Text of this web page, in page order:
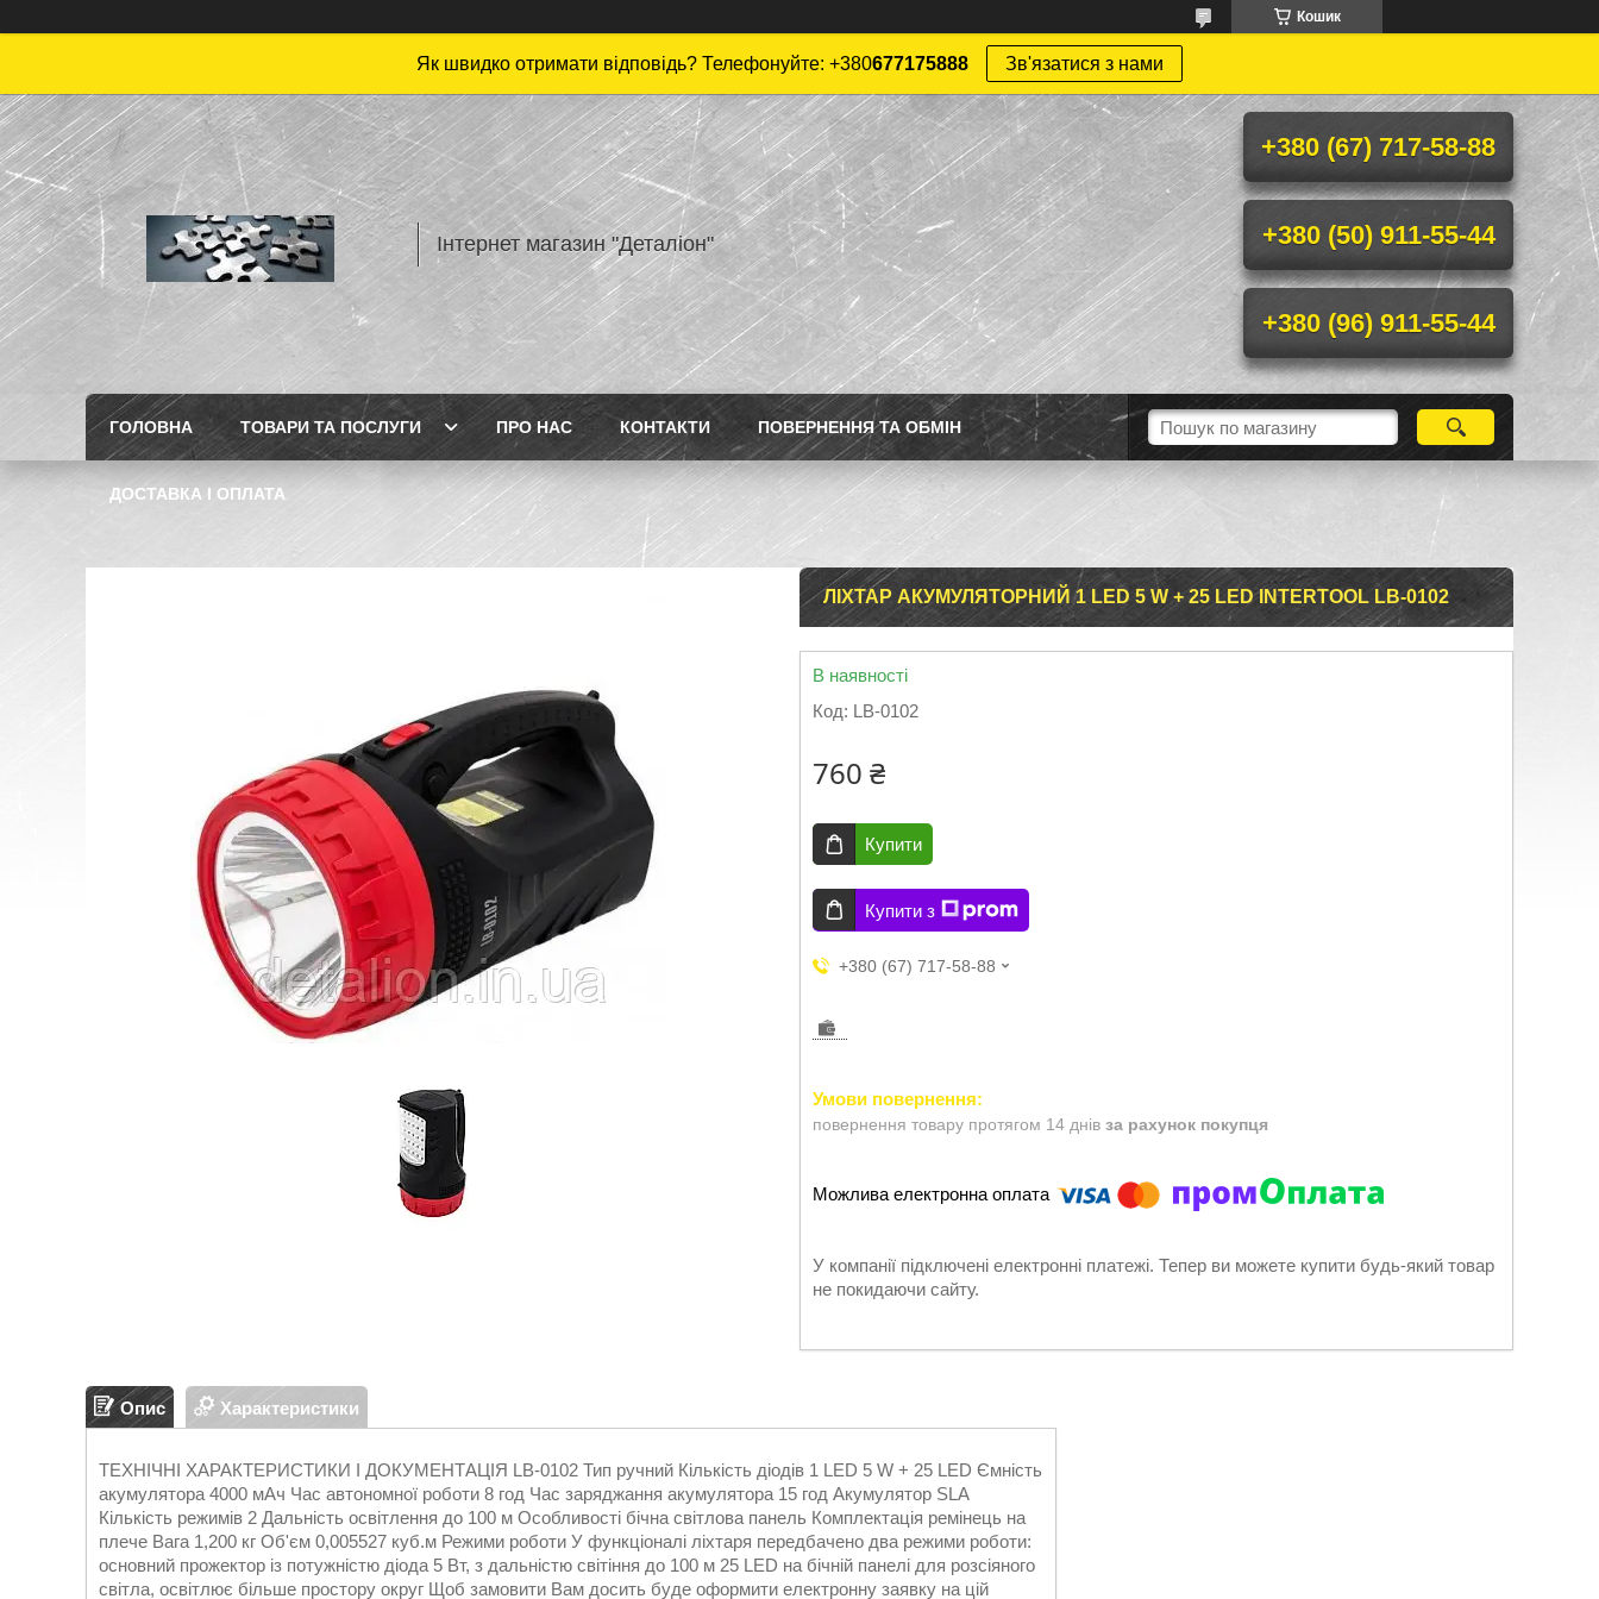
Кошик
Як швидко отримати відповідь? Телефонуйте: +380677175888 Зв'язатися з нами
Інтернет магазин "Деталіон"
+380 (67) 717-58-88
+380 (50) 911-55-44
+380 (96) 911-55-44
ГОЛОВНА ТОВАРИ ТА ПОСЛУГИ ПРО НАС КОНТАКТИ ПОВЕРНЕННЯ ТА ОБМІН
ДОСТАВКА І ОПЛАТА
ЛІХТАР АКУМУЛЯТОРНИЙ 1 LED 5 W + 25 LED INTERTOOL LB-0102
В наявності
Код: LB-0102
760 ₴
Купити
Купити з
+380 (67) 717-58-88
повернення товару протягом 14 днів за рахунок покупця
У компанії підключені електронні платежі. Тепер ви можете купити будь-який товар
не покидаючи сайту.
Опис Характеристики
ТЕХНІЧНІ ХАРАКТЕРИСТИКИ І ДОКУМЕНТАЦІЯ LB-0102 Тип ручний Кількість діодів 1 LED 5 W + 25 LED Ємність
акумулятора 4000 мАч Час автономної роботи 8 год Час заряджання акумулятора 15 год Акумулятор SLA
Кількість режимів 2 Дальність освітлення до 100 м Особливості бічна світлова панель Комплектація ремінець на
плече Вага 1,200 кг Об'єм 0,005527 куб.м Режими роботи У функціоналі ліхтаря передбачено два режими роботи:
основний прожектор із потужністю діода 5 Вт, з дальністю світіння до 100 м 25 LED на бічній панелі для розсіяного
світла, освітлює більше простору округ Щоб замовити Вам досить буде оформити електронну заявку на цій